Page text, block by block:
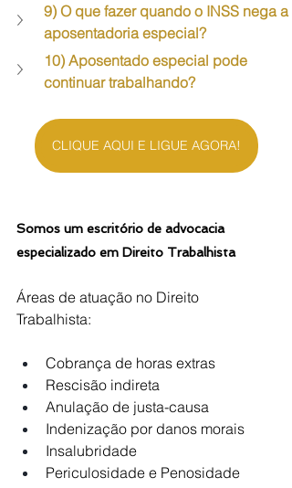
9) O que fazer quando o INSS nega a
aposentadoria especial?
10) Aposentado especial pode
continuar trabalhando?
CLIQUE AQUI E LIGUE AGORA!
Somos um escritório de advocacia
especializado em Direito Trabalhista
Áreas de atuação no Direito
Trabalhista:
Cobrança de horas extras
Rescisão indireta
Anulação de justa-causa
Indenização por danos morais
Insalubridade
Periculosidade e Penosidade